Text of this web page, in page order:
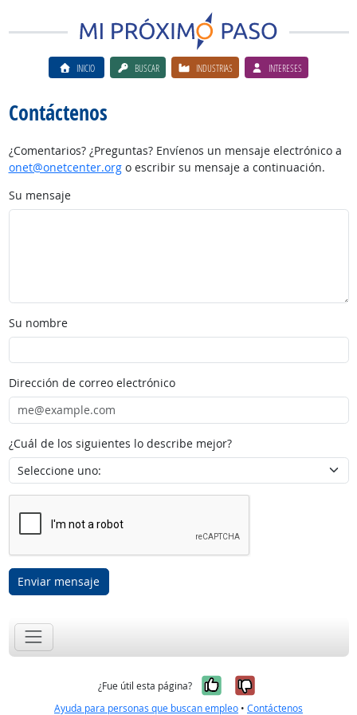
INICIO BUSCAR INDUSTRIAS INTERESES
Contáctenos
¿Comentarios? ¿Preguntas? Envíenos un mensaje electrónico a
onet@onetcenter.orgo escribir su mensaje a continuación.
Su mensaje
Su nombre
Dirección de correo electrónico
¿Cuál de los siguientes lo describe mejor?
Enviar mensaje
¿Fue útil esta página? Sí, fue útil
No, no fue
Ayuda para personas que buscan empleo • Contáctenos